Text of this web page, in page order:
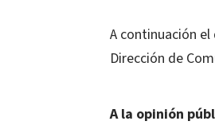
A continuación
Dirección de
A la opinión